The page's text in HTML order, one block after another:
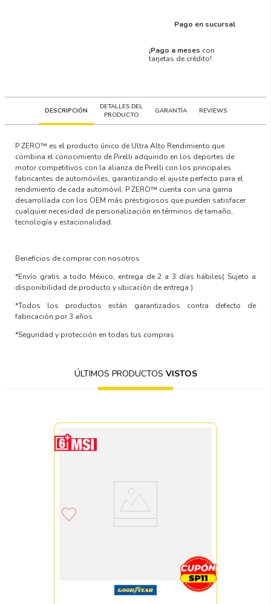
Pago en sucursal
¡Pago a meses con
tarjetas de crédito!
DESCRIPCIÓN
DETALLES DEL
PRODUCTO
GARANTÍA REVIEWS
P ZERO™ es el producto único de Ultra Alto Rendimiento que
combina el conocimiento de Pirelli adquirido en los deportes de
motor competitivos con la alianza de Pirelli con los principales
fabricantes de automóviles, garantizando el ajuste perfecto para el
rendimiento de cada automóvil. P ZERO™ cuenta con una gama
desarrollada con los OEM más prestigiosos que pueden satisfacer
cualquier necesidad de personalización en términos de tamaño,
tecnología y estacionalidad.
Beneficios de comprar con nosotros
*Envío gratis a todo México, entrega de 2 a 3 días hábiles( Sujeto a
disponibilidad de producto y ubicación de entrega )
*Todos los productos están garantizados contra defecto de
fabricación por 3 años
*Seguridad y protección en todas tus compras
ÚLTIMOS PRODUCTOS VISTOS